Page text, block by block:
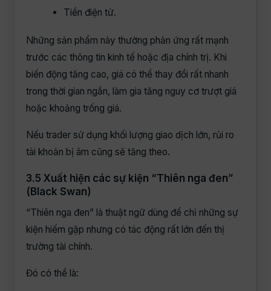
Tiền điện tử.
Những sản phẩm này thường phản ứng rất mạnh
trước các thông tin kinh tế hoặc địa chính trị. Khi
biến động tăng cao, giá có thể thay đổi rất nhanh
trong thời gian ngắn, làm gia tăng nguy cơ trượt giá
hoặc khoảng trống giá.
Nếu trader sử dụng khối lượng giao dịch lớn, rủi ro
tài khoản bị âm cũng sẽ tăng theo.
3.5 Xuất hiện các sự kiện “Thiên nga đen”
(Black Swan)
“Thiên nga đen” là thuật ngữ dùng để chỉ những sự
kiện hiếm gặp nhưng có tác động rất lớn đến thị
trường tài chính.
Đó có thể là: